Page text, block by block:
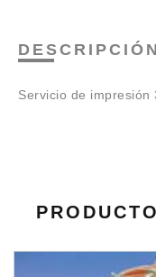
DESCRIPCIÓN
Servicio de impresión